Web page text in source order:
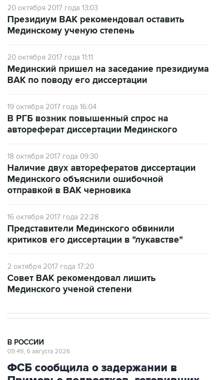
Мединскому ученую степень
20 октября 2017 года 11:11
ВАК по поводу его диссертации
19 октября 2017 года 16:04
автореферат диссертации Мединского
18 октября 2017 года 09:30
Мединского объяснили ошибочной
отправкой в ВАК черновика
16 октября 2017 года 22:28
критиков его диссертации в "лукавстве"
2 октября 2017 года 17:20
Мединского ученой степени
ФСБ сообщила о задержании в
Приморье подростков, готовивших
теракт на объекте Росгвардии